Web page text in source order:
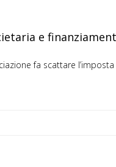
e
fa scattare